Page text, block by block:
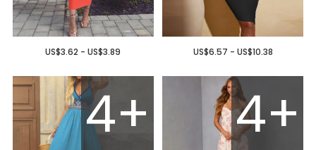
US$3.62 - US$3.89 US$6.57 - US$10.38
4+ 4+